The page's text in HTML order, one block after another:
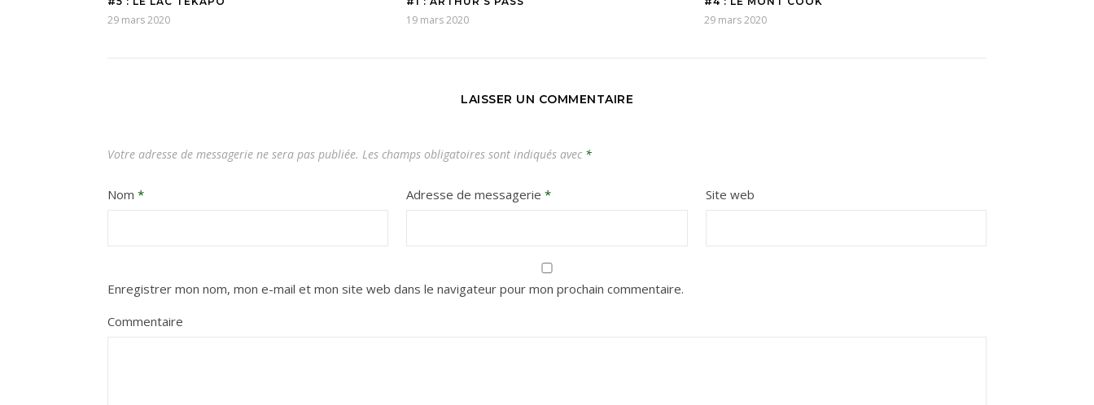
29 mars 2020 19 mars 2020 29 mars 2020
LAISSER UN COMMENTAIRE
Votre adresse de messagerie ne sera pas publiée. Les champs obligatoires sont indiqués avec *
Nom * Adresse de messagerie* Site web
Enregistrer mon nom, mon e-mail et mon site web dans le navigateur pour mon prochain commentaire.
Commentaire